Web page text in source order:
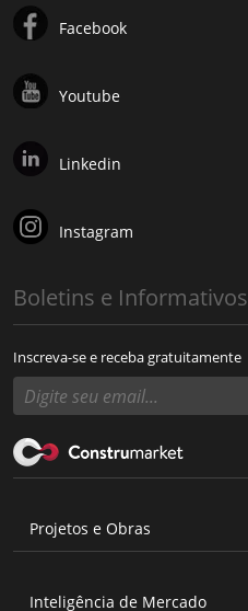
Facebook
Youtube
Linkedin
Instagram
Boletins e Informativos
Inscreva-se e receba gratuitamente
Projetos e Obras
Inteligência de Mercado